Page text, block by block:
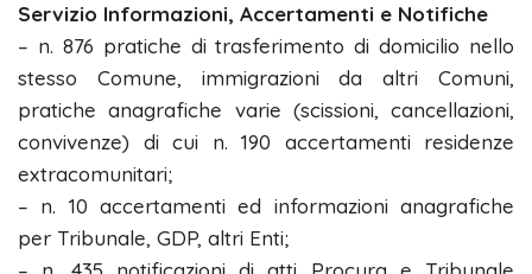
Servizio Informazioni, Accertamenti e Notifiche
– n. 876 pratiche di trasferimento di domicilio nello
stesso Comune, immigrazioni da altri Comuni,
pratiche anagrafiche varie (scissioni, cancellazioni,
convivenze) di cui n. 190 accertamenti residenze
extracomunitari;
– n. 10 accertamenti ed informazioni anagrafiche
per Tribunale, GDP, altri Enti;